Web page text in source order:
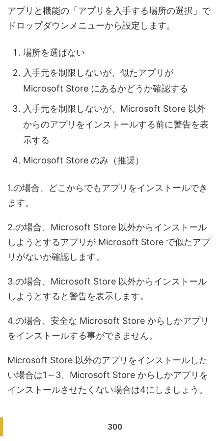
アプリと機能の「アプリを入手する場所の選択」で
ドロップダウンメニューから設定します。
場所を選ばない
入手元を制限しないが、似たアプリが
Microsoft Store にあるかどうか確認する
入手元を制限しないが、Microsoft Store 以外
からのアプリをインストールする前に警告を表
示する
Microsoft Store のみ（推奨）
1.の場合、どこからでもアプリをインストールでき
ます。
2.の場合、Microsoft Store 以外からインストール
しようとするアプリが Microsoft Store で似たアプ
リがないか確認します。
3.の場合、Microsoft Store 以外からインストール
しようとすると警告を表示します。
4.の場合、安全な Microsoft Store からしかアプリ
をインストールする事ができません。
Microsoft Store 以外のアプリをインストールした
い場合は1～3、Microsoft Store からしかアプリを
インストールさせたくない場合は4にしましょう。
300